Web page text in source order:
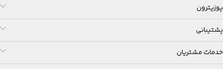
پوزیترون
پشتیبانی
خدمات مشتریان